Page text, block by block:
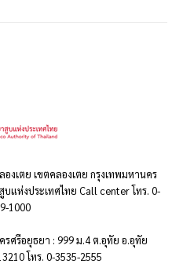
งเตย เขตคลองเตย กรุงเทพมหานคร
แห่งประเทศไทย Call center โทร. 0-
1000
ศรีอยุธยา : 999 ม.4 ต.อุทัย อ.อุทัย
โทร. 0-3535-2555